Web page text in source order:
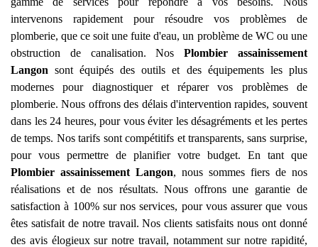
intervenons rapidement pour résoudre vos problèmes de
plomberie, que ce soit une fuite d'eau, un problème de WC ou une
obstruction de canalisation. Nos Plombier assainissement
Langon sont équipés des outils et des équipements les plus
modernes pour diagnostiquer et réparer vos problèmes de
plomberie. Nous offrons des délais d'intervention rapides, souvent
dans les 24 heures, pour vous éviter les désagréments et les pertes
de temps. Nos tarifs sont compétitifs et transparents, sans surprise,
pour vous permettre de planifier votre budget. En tant que
Plombier assainissement Langon, nous sommes fiers de nos
réalisations et de nos résultats. Nous offrons une garantie de
satisfaction à 100% sur nos services, pour vous assurer que vous
êtes satisfait de notre travail. Nos clients satisfaits nous ont donné
des avis élogieux sur notre travail, notamment sur notre rapidité,